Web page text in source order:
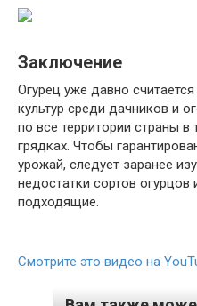
Заключение
Огурец уже давно
культур среди дачников и
по все территории страны в
грядках. Чтобы
урожай, следует заранее
недостатки сортов
подходящие.
Смотрите это видео на